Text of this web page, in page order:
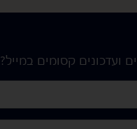
קסומים במייל?